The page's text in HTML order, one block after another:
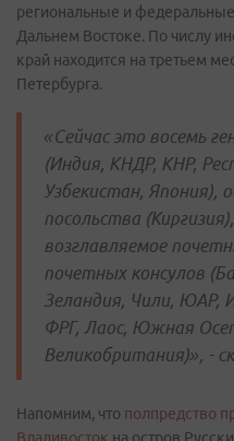
региональные и
Дальнем Востоке. По числу
край находится на третьем
Петербурга.
«Сейчас это восемь
(Индия, КНДР, КНР,
Узбекистан, Япония),
посольства
возглавляемое
почетных консулов
Зеландия, Чили, ЮАР,
ФРГ, Лаос, Южная
Великобритания)», -
Напомним, что полпредство